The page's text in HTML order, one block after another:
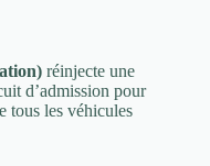
réinjecte une
d’admission pour
tous les véhicules